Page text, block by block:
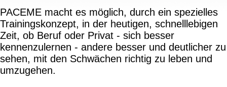
PACEME macht es möglich, durch ein spezielles
Trainingskonzept, in der heutigen, schnelllebigen
Zeit, ob Beruf oder Privat - sich besser
kennenzulernen - andere besser und deutlicher zu
sehen, mit den Schwächen richtig zu leben und
umzugehen.